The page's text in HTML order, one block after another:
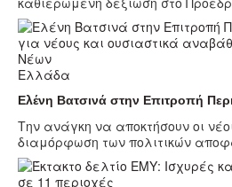
Ελλάδα
Ελένη Βατσινά στην Επιτροπή
Την ανάγκη να αποκτήσουν οι
διαμόρφωση των πολιτικών